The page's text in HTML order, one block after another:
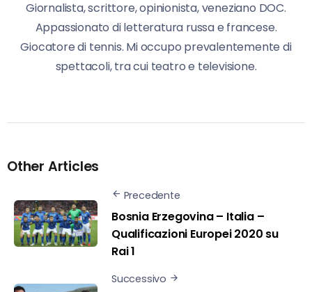
Giornalista, scrittore, opinionista, veneziano DOC.
Appassionato di letteratura russa e francese.
Giocatore di tennis. Mi occupo prevalentemente di
spettacoli, tra cui teatro e televisione.
Other Articles
Precedente
Bosnia Erzegovina – Italia –
Qualificazioni Europei 2020 su
Rai 1
Successivo